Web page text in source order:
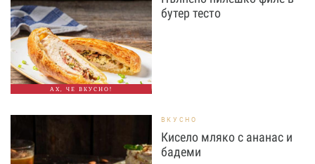
АХ, ЧЕ ВКУСНО!
бутер тесто
ВКУСНО
Кисело мляко с ананас и
бадеми